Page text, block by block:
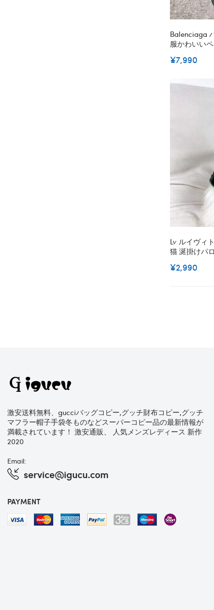
Balenciaga
服かわいい
¥7,990
Lv ルイヴィ
猫 涎掛けパ
洋服 ブラン
¥2,990
激安送料無料、gucciバッグコピー,グッチ財布コピー,グッチ
マフラー帽子手袋冬ものなどスーパーコピー品の最新情報が
満載されています！ 激安通販、 人気メンズレディース 新作
2020
Email:
service@igucu.com
PAYMENT